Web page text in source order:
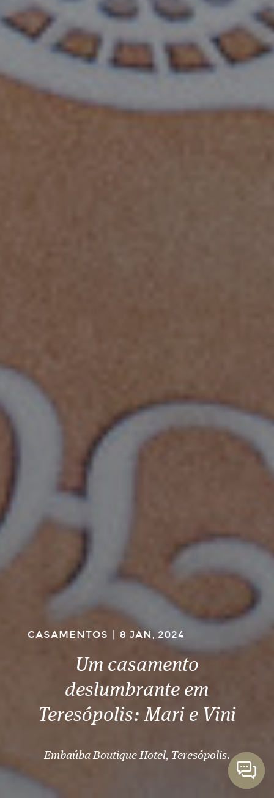
CASAMENTOS | 8 JAN, 2024
Um casamento
deslumbrante em
Teresópolis: Mari e Vini
Embaúba Boutique Hotel, Teresópolis.